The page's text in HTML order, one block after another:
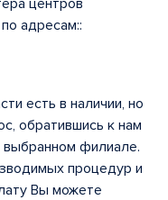
центров
адресам::
есть в наличии, но
обратившись к нам
филиале.
процедур и
Вы можете